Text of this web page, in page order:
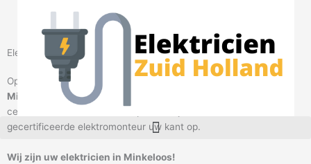
inhoud
M
e
n
Elektricien Minkeloos
Op zoek naar een betrouwbare
Minkeloos
?Elektricien Minkeloos
centralisten en maak een afspraak. Wij sturen direct een
gecertificeerde elektromonteur uw kant op.
Wij zijn uw elektricien in Minkeloos!